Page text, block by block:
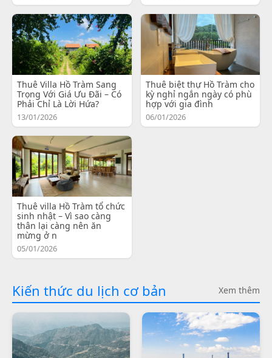
Thuê Villa Hồ Tràm Sang
Trọng Với Giá Ưu Đãi – Có
Phải Chỉ Là Lời Hứa?
13/01/2026
Thuê biệt thự Hồ Tràm cho
kỳ nghỉ ngắn ngày có phù
hợp với gia đình
06/01/2026
Thuê villa Hồ Tràm tổ chức
sinh nhật – Vì sao càng
thân lại càng nên ăn
mừng ở n
05/01/2026
Kiến thức du lịch cơ bản Xem thêm